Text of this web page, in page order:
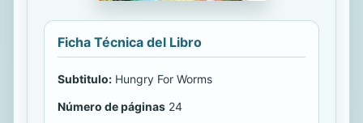
Ficha Técnica del Libro
Subtitulo: Hungry For Worms
Número de páginas 24